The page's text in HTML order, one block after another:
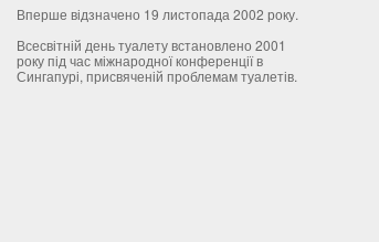
Вперше відзначено 19 листопада 2002 року.
Всесвітній день туалету встановлено 2001
року під час міжнародної конференції в
Сингапурі, присвяченій проблемам туалетів.